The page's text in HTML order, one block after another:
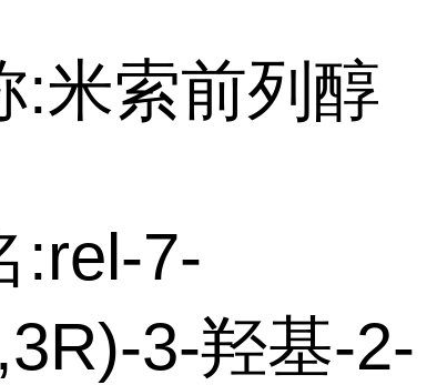
:米索前列醇
:rel-7-
3-羟基-2-